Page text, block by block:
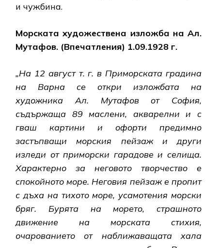
и чужбина.
Морската художествена изложба на Ал.
Мутафов. (Впечатления) 1.09.1928 г.
„На 12 август т. г. в Приморската градина
на Варна се откри изложбата на
художника Ал. Мутафов от София,
съдържаща 89 маслени, акварелни и с
гваш картини и офорти предимно
застъпващи морския пейзаж и други
изледи от приморски гарадове и селища.
Характерно за неговото творчество е
спокойното море. Неговия пейзаж е пропит
с дъха на тихото море, усамотения морски
бряг. Бурята на морето, страшното
движение на морската стихия,
очарованието от наближаващата хала